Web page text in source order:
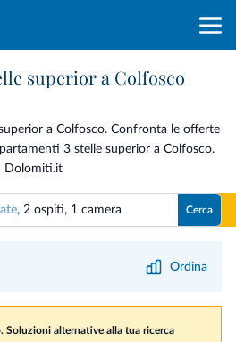
superior a Colfosco
a Colfosco. Confronta le offerte
3 stelle superior a Colfosco.
Dolomiti.it
, 2 ospiti, 1 camera Cerca
Ordina
Soluzioni alternative alla tua ricerca